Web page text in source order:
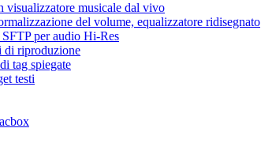
visualizzatore musicale dal vivo
del volume, equalizzatore ridisegnato
per audio Hi-Res
di riproduzione
tag spiegate
testi